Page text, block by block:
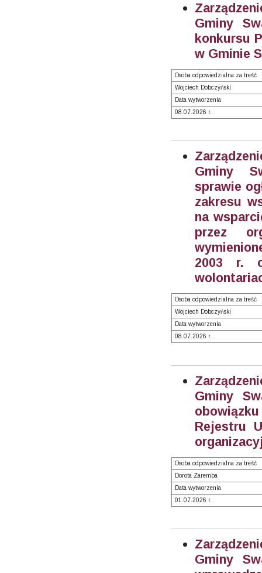
Gminy
konkursu
w Gminie
Osoba odpowiedzialna za treść
Wojciech Dobczyński
Data wytworzenia
08.07.2026 r.
Gminy
sprawie
zakresu
na
przez
2003 r.
Osoba odpowiedzialna za treść
Wojciech Dobczyński
Data wytworzenia
08.07.2026 r.
Gminy
Rejestru
Osoba odpowiedzialna za treść
Dorota Zaremba
Data wytworzenia
01.07.2026 r.
Gminy